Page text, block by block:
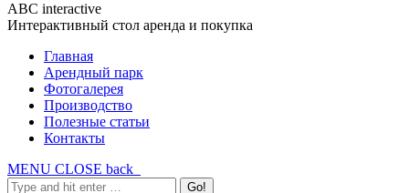
ABC interactive
Интерактивный стол аренда и покупка
Главная
Арендный парк
Фотогалерея
Производство
Полезные статьи
Контакты
MENU CLOSE back